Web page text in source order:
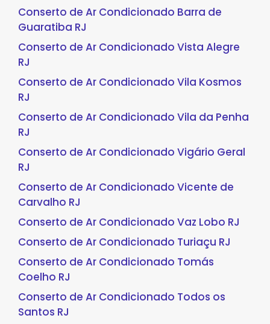
Conserto de Ar Condicionado Barra de
Guaratiba RJ
Conserto de Ar Condicionado Vista Alegre
RJ
Conserto de Ar Condicionado Vila Kosmos
RJ
Conserto de Ar Condicionado Vila da Penha
RJ
Conserto de Ar Condicionado Vigário Geral
RJ
Conserto de Ar Condicionado Vicente de
Carvalho RJ
Conserto de Ar Condicionado Vaz Lobo RJ
Conserto de Ar Condicionado Turiaçu RJ
Conserto de Ar Condicionado Tomás
Coelho RJ
Conserto de Ar Condicionado Todos os
Santos RJ